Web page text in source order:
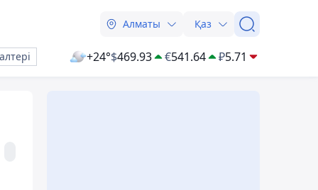
Алматы Қаз
+24°$469.93 €541.64 ₽5.71